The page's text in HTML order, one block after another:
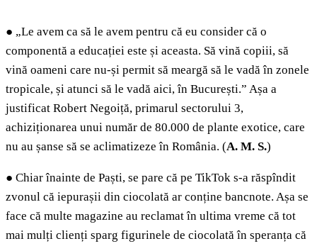
● „Le avem ca să le avem pentru că eu consider că o
componentă a educației este și aceasta. Să vină copiii, să
vină oameni care nu-și permit să meargă să le vadă în zonele
tropicale, și atunci să le vadă aici, în București.” Așa a
justificat Robert Negoiță, primarul sectorului 3,
achiziționarea unui număr de 80.000 de plante exotice, care
nu au șanse să se aclimatizeze în România. (A. M. S.)
● Chiar înainte de Paști, se pare că pe TikTok s-a răspîndit
zvonul că iepurașii din ciocolată ar conține bancnote. Așa se
face că multe magazine au reclamat în ultima vreme că tot
mai mulți clienți sparg figurinele de ciocolată în speranța că